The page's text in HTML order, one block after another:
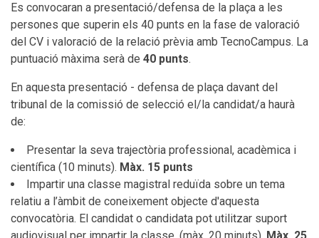
Es convocaran a presentació/defensa de la plaça a les
persones que superin els 40 punts en la fase de valoració
del CV i valoració de la relació prèvia amb TecnoCampus. La
puntuació màxima serà de 40 punts.
En aquesta presentació - defensa de plaça davant del
tribunal de la comissió de selecció el/la candidat/a haurà
de:
Presentar la seva trajectòria professional, acadèmica i
científica (10 minuts). Màx. 15 punts
Impartir una classe magistral reduïda sobre un tema
relatiu a l’àmbit de coneixement objecte d'aquesta
convocatòria. El candidat o candidata pot utilitzar suport